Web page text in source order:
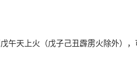
午天上火（戊子己丑霹雳火除外），